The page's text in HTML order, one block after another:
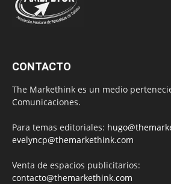
CONTACTO
The Markethink es un medio
Comunicaciones.
Para temas editoriales:
evelyncp@themarkethink.com
Venta de espacios publicitarios:
contacto@themarkethink.com